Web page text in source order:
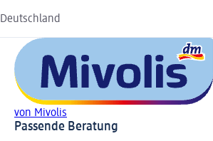
Deutschland
von Mivolis
Passende Beratung